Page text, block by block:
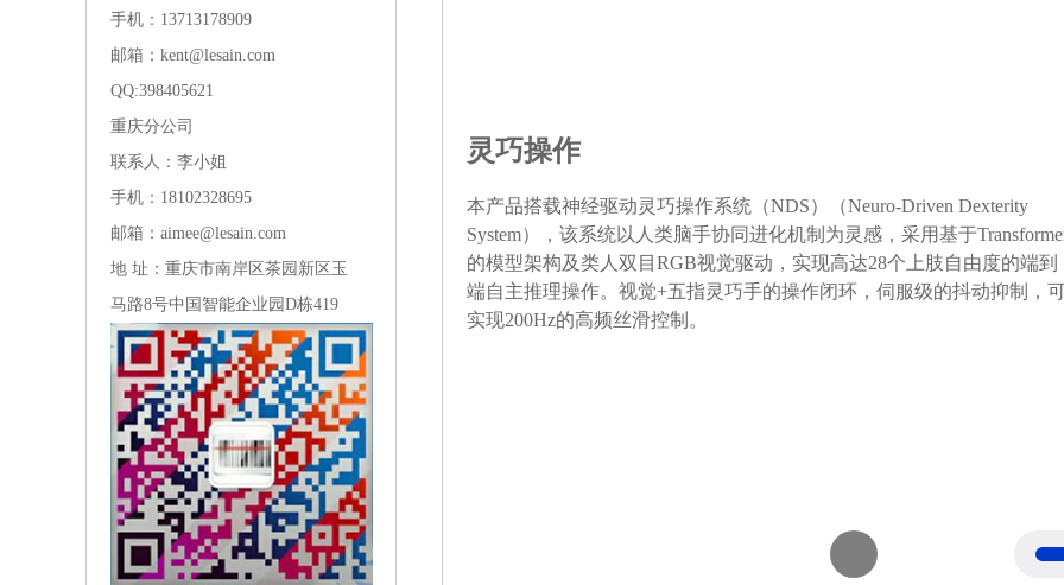
手机：13713178909
邮箱：kent@lesain.com
QQ:398405621
重庆分公司
联系人：李小姐
手机：18102328695
邮箱：aimee@lesain.com
地 址：重庆市南岸区茶园新区玉
马路8号中国智能企业园D栋419
灵巧操作
本产品搭载神经驱动灵巧操作系统（NDS）（Neuro-Driven Dexterity
System），该系统以人类脑手协同进化机制为灵感，采用基于
的模型架构及类人双目RGB视觉驱动，实现高达28个上肢自由度的端到
端自主推理操作。视觉+五指灵巧手的操作闭环，伺服级的抖动抑制，
实现200Hz的高频丝滑控制。
多场景大师
DOBOT Atom凭借其卓越的多场景适应能力脱颖而出，这得益于其搭载的
机器人操作模型1代（ROM-1）。ROM-1融合了基础模型与垂直行业模型
架构，通过模仿学习和强化学习进行训练，能够自主分解复杂任务并作出
决策。其拥有1亿参数和24Hz端到端的控制能力，确保在非结构化环境中
表现出色，无论是汽车零部件装配，还是饮品制作及药房操作等场景，都
能轻松应对。